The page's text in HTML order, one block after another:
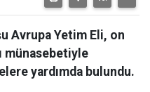
Avrupa Yetim Eli, on
münasebetiyle
yardımda bulundu.